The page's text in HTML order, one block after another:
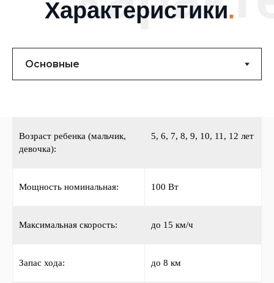
Характеристики.
Возраст ребенка (мальчик,
девочка):
5, 6, 7, 8, 9, 10, 11, 12 лет
Мощность номинальная: 100 Вт
Максимальная скорость: до 15 км/ч
Запас хода: до 8 км